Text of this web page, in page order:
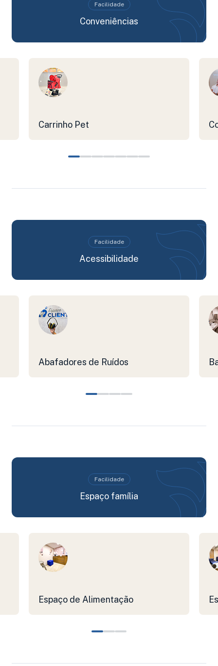
Facilidade
Conveniências
Carrinho Pet
Facilidade
Acessibilidade
Abafadores de Ruídos
Facilidade
Espaço família
Espaço de Alimentação